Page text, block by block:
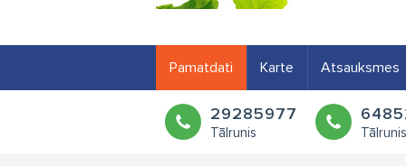
Pamatdati Karte Atsauksmes
29285977
Tālrunis Tālrunis